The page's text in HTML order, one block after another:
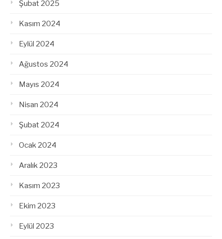
Şubat 2025
Kasım 2024
Eylül 2024
Ağustos 2024
Mayıs 2024
Nisan 2024
Şubat 2024
Ocak 2024
Aralık 2023
Kasım 2023
Ekim 2023
Eylül 2023